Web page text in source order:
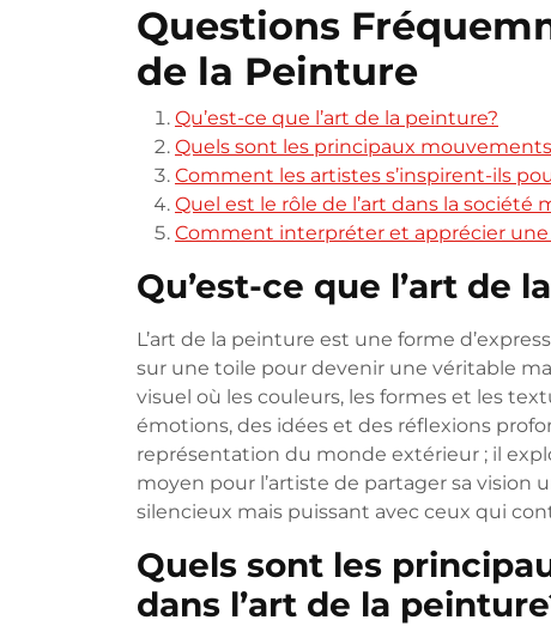
Questions
de la Peinture
Qu’est-ce que l’art de la peinture?
Quels sont les principaux
Comment les artistes s’inspirent-ils
Quel est le rôle de l’art dans la société
Comment interpréter et apprécier une
Qu’est-ce que l’art de
L’art de la peinture est une forme
sur une toile pour devenir une véritable
visuel où les couleurs, les formes et les
émotions, des idées et des réflexions
représentation du monde extérieur ; il
moyen pour l’artiste de partager sa
silencieux mais puissant avec ceux qui
Quels sont les
dans l’art de la